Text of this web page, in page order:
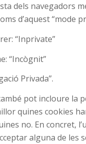
dels navegadors
d’aquest “mode
“Inprivate”
“Incògnit”
Privada”.
pot incloure la
quines cookies
no. En concret,
alguna de les